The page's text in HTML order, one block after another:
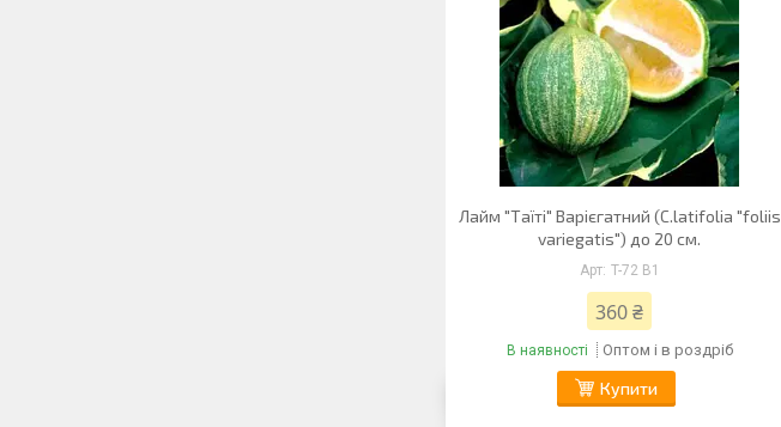
Лайм "Таїті" Варієгатний (C.latifolia "foliis
variegatis") до 20 см.
T-72 B1
360 ₴
В наявності Оптом і в роздріб
Купити